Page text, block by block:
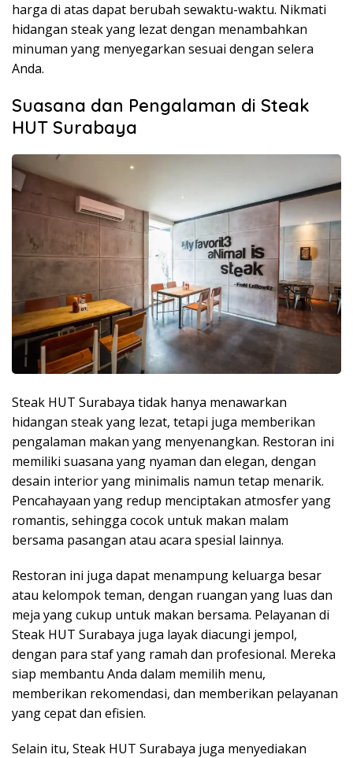
harga di atas dapat berubah sewaktu-waktu. Nikmati
hidangan steak yang lezat dengan menambahkan
minuman yang menyegarkan sesuai dengan selera
Anda.
Suasana dan Pengalaman di Steak
HUT Surabaya
Steak HUT Surabaya tidak hanya menawarkan
hidangan steak yang lezat, tetapi juga memberikan
pengalaman makan yang menyenangkan. Restoran ini
memiliki suasana yang nyaman dan elegan, dengan
desain interior yang minimalis namun tetap menarik.
Pencahayaan yang redup menciptakan atmosfer yang
romantis, sehingga cocok untuk makan malam
bersama pasangan atau acara spesial lainnya.
Restoran ini juga dapat menampung keluarga besar
atau kelompok teman, dengan ruangan yang luas dan
meja yang cukup untuk makan bersama. Pelayanan di
Steak HUT Surabaya juga layak diacungi jempol,
dengan para staf yang ramah dan profesional. Mereka
siap membantu Anda dalam memilih menu,
memberikan rekomendasi, dan memberikan pelayanan
yang cepat dan efisien.
Selain itu, Steak HUT Surabaya juga menyediakan